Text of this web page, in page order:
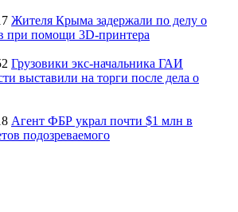
Жителя Крыма задержали по делу о
при помощи 3D‑принтера
Грузовики экс-начальника ГАИ
выставили на торги после дела о
Агент ФБР украл почти $1 млн в
подозреваемого